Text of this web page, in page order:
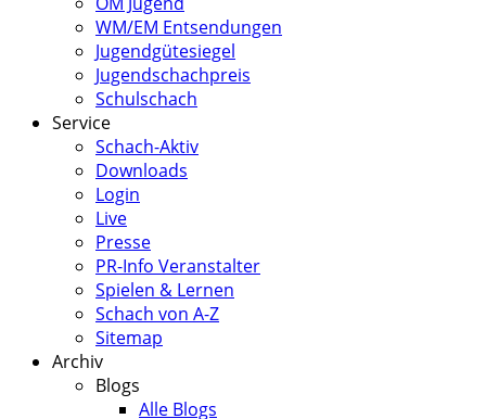
WM/EM Entsendungen
Jugendgütesiegel
Jugendschachpreis
Schulschach
Service
Schach-Aktiv
Downloads
Login
Live
Presse
PR-Info Veranstalter
Spielen & Lernen
Schach von A-Z
Sitemap
Archiv
Blogs
Alle Blogs